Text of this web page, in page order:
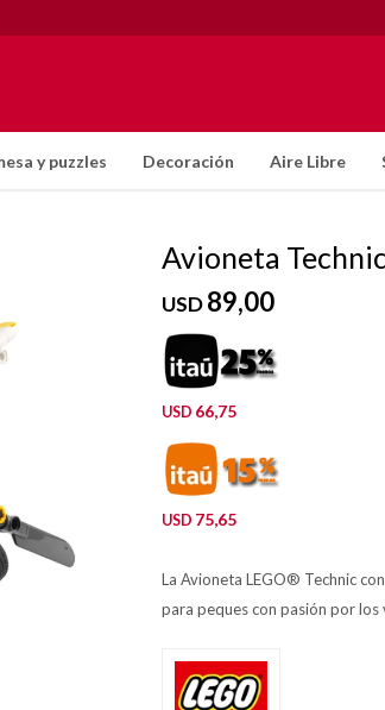
y puzzles Decoración Aire Libre
Avioneta
USD89,00
USD 66,75
USD 75,65
La Avioneta LEGO® Technic
para peques con pasión por los